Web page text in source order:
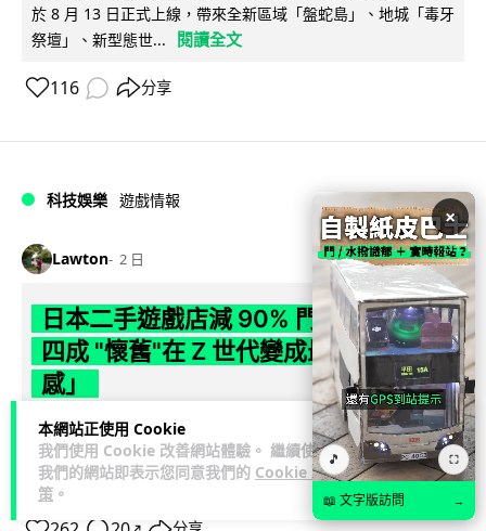
本網站正使用 Cookie
我們使用 Cookie 改善網站體驗。 繼續使用
我們的網站即表示您同意我們的 Cookie 政
策 。
於 8 月 13 日正式上線，帶來全新區域「盤蛇島」、地城「毒牙
祭壇」、新型態世...
閱讀全文
116 分享
科技娛樂 遊戲情報
Lawton 2 日
日本二手遊戲店減 90% 門市 業績反增
四成 "懷舊"在 Z 世代變成最潮「新鮮
感」
日本零售巨頭 GEO 將懷舊遊戲銷售門市從 1,000 間大幅減至
99 間，但銷售額卻不降反升至過往的 1.4 倍。做到「減店增
收」奇蹟，... 閱讀全文
×
🎵 ⛶
📖 文字版訪問 →